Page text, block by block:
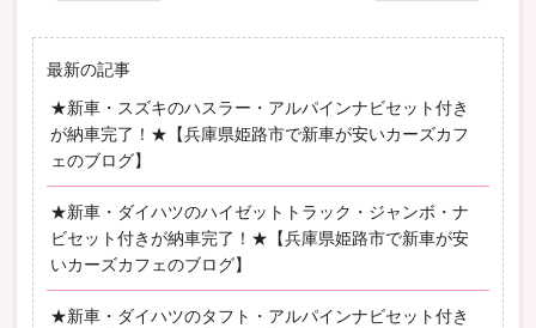
最新の記事
★新車・スズキのハスラー・アルパインナビセット付き
が納車完了！★【兵庫県姫路市で新車が安いカーズカフ
ェのブログ】
★新車・ダイハツのハイゼットトラック・ジャンボ・ナ
ビセット付きが納車完了！★【兵庫県姫路市で新車が安
いカーズカフェのブログ】
★新車・ダイハツのタフト・アルパインナビセット付き